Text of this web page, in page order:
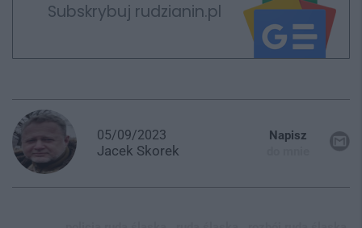
Subskrybuj rudzianin.pl
05/09/2023
Jacek Skorek
Napisz